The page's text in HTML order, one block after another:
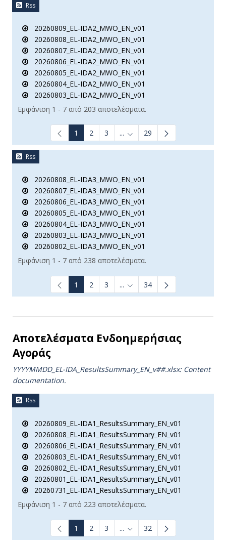
Rss
20260809_EL-IDA2_MWO_EN_v01
20260808_EL-IDA2_MWO_EN_v01
20260807_EL-IDA2_MWO_EN_v01
20260806_EL-IDA2_MWO_EN_v01
20260805_EL-IDA2_MWO_EN_v01
20260804_EL-IDA2_MWO_EN_v01
20260803_EL-IDA2_MWO_EN_v01
Εμφάνιση 1 - 7 από 203 αποτελέσματα.
1 2 3 ... Ενδιάμεσες σελίδες Use
29
Rss
20260808_EL-IDA3_MWO_EN_v01
20260807_EL-IDA3_MWO_EN_v01
20260806_EL-IDA3_MWO_EN_v01
20260805_EL-IDA3_MWO_EN_v01
20260804_EL-IDA3_MWO_EN_v01
20260803_EL-IDA3_MWO_EN_v01
20260802_EL-IDA3_MWO_EN_v01
Εμφάνιση 1 - 7 από 238 αποτελέσματα.
1 2 3 ... Ενδιάμεσες σελίδες Use
34
Αποτελέσματα Ενδοημερήσιας
Αγοράς
YYYYMMDD_EL-IDA_ResultsSummary_EN_v##.xlsx: Content
documentation.
Rss
20260809_EL-IDA1_ResultsSummary_EN_v01
20260808_EL-IDA1_ResultsSummary_EN_v01
20260806_EL-IDA1_ResultsSummary_EN_v01
20260803_EL-IDA1_ResultsSummary_EN_v01
20260802_EL-IDA1_ResultsSummary_EN_v01
20260801_EL-IDA1_ResultsSummary_EN_v01
20260731_EL-IDA1_ResultsSummary_EN_v01
Εμφάνιση 1 - 7 από 223 αποτελέσματα.
1 2 3 ... Ενδιάμεσες σελίδες Use
32